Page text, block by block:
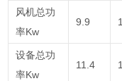
风机总功
率Kw
9.9
设备总功
率Kw
11.4